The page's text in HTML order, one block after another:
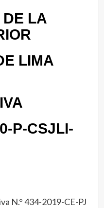
DE LA
LIMA
P-CSJLI-
N.° 434-2019-CE-PJ